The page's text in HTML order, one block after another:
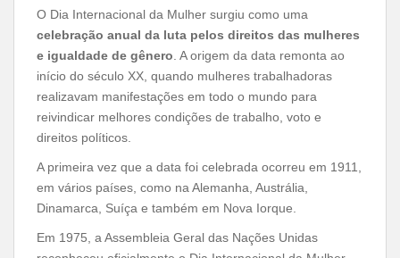
O Dia Internacional da Mulher surgiu como uma
celebração anual da luta pelos direitos das mulheres
e igualdade de gênero. A origem da data remonta ao
início do século XX, quando mulheres trabalhadoras
realizavam manifestações em todo o mundo para
reivindicar melhores condições de trabalho, voto e
direitos políticos.
A primeira vez que a data foi celebrada ocorreu em 1911,
em vários países, como na Alemanha, Austrália,
Dinamarca, Suíça e também em Nova Iorque.
Em 1975, a Assembleia Geral das Nações Unidas